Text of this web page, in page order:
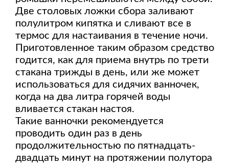
Две столовых ложки сбора заливают
полулитром кипятка и сливают все в
термос для настаивания в течение ночи.
Приготовленное таким образом средство
годится, как для приема внутрь по трети
стакана трижды в день, или же может
использоваться для сидячих ванночек,
когда на два литра горячей воды
вливается стакан настоя.
Такие ванночки рекомендуется
проводить один раз в день
продолжительностью по пятнадцать-
двадцать минут на протяжении полутора